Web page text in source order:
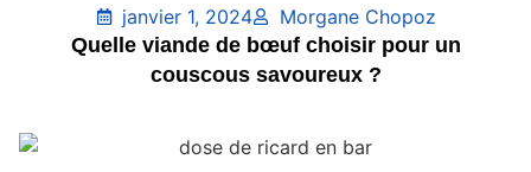
janvier 1, 2024
Morgane Chopoz
Quelle viande de bœuf choisir pour un
couscous savoureux ?